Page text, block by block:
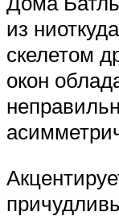
из
скелетом
окон